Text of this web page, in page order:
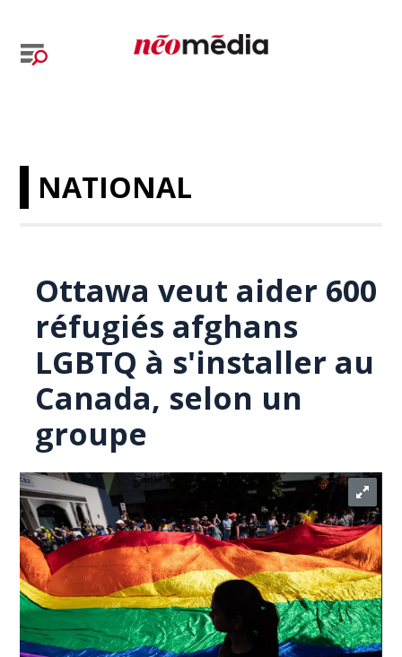
NATIONAL
Ottawa veut aider 600
réfugiés afghans
LGBTQ à s'installer au
Canada, selon un
groupe